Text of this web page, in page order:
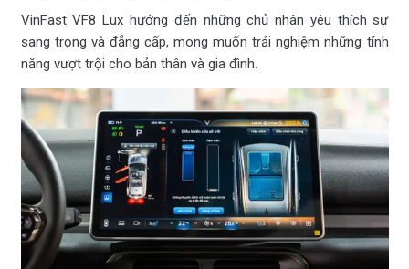
VinFast VF8 Lux hướng đến những chủ nhân yêu thích sự
sang trọng và đẳng cấp, mong muốn trải nghiệm những tính
năng vượt trội cho bản thân và gia đình.